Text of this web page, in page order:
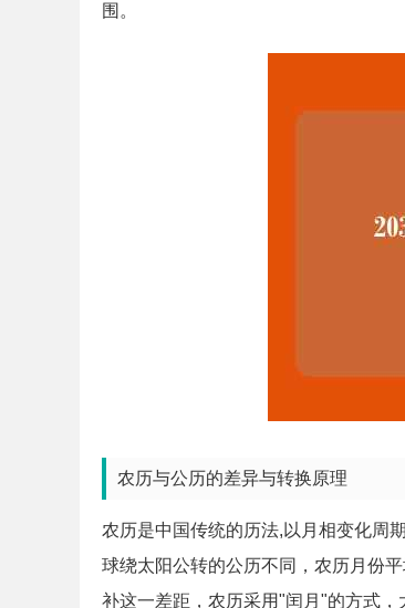
围。
农历与公历的差异与转换原理
农历是中国传统的历法,以月相变化周
球绕太阳公转的公历不同，农历月份
补这一差距，农历采用"闰月"的方式，